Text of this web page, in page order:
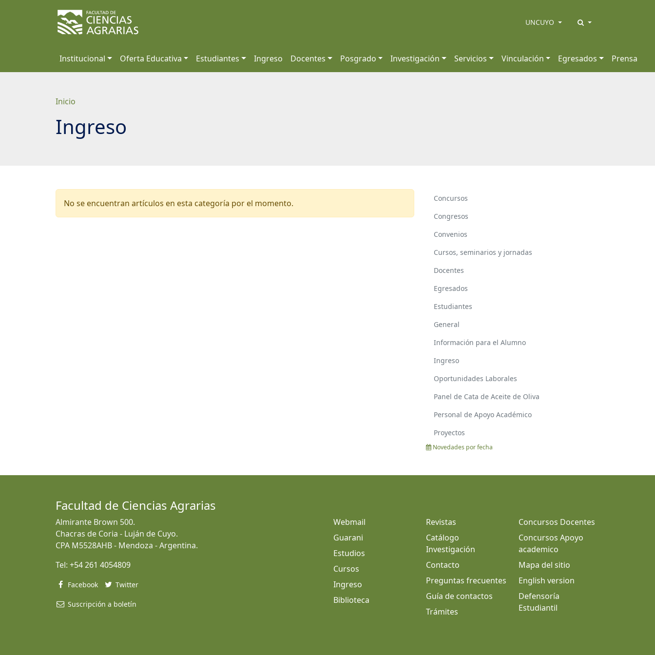
UNCUYO
Institucional Oferta Educativa Estudiantes Ingreso Docentes Posgrado Investigación Servicios Vinculación Egresados Prensa
Inicio
Ingreso
No se encuentran artículos en esta categoría por el momento.
Concursos
Congresos
Convenios
Cursos, seminarios y jornadas
Docentes
Egresados
Estudiantes
General
Información para el Alumno
Ingreso
Oportunidades Laborales
Panel de Cata de Aceite de Oliva
Personal de Apoyo Académico
Proyectos
Novedades por fecha
Facultad de Ciencias Agrarias
Almirante Brown 500.
Chacras de Coria - Luján de Cuyo.
CPA M5528AHB - Mendoza - Argentina.
Tel: +54 261 4054809
Facebook Twitter
Suscripción a boletín
Webmail
Guarani
Estudios
Cursos
Ingreso
Biblioteca
Revistas
Catálogo
Investigación
Contacto
Preguntas frecuentes
Guía de contactos
Trámites
Concursos Docentes
Concursos Apoyo
academico
Mapa del sitio
English version
Defensoría
Estudiantil